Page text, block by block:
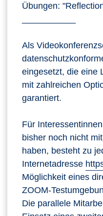
Übungen:
Als
eingesetzt, die eine
mit zahlreichen
garantiert.
Für
bisher noch nicht
haben, besteht zu
Internetadresse
Möglichkeit eines
ZOOM-
Die parallele